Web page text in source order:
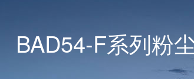
BAD54-F系列粉